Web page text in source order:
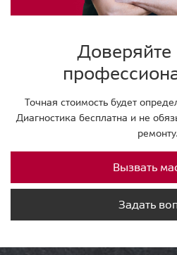
Доверяйте
Точная стоимость будет
Диагностика бесплатна и не
ремонту.
Вызвать
Задать